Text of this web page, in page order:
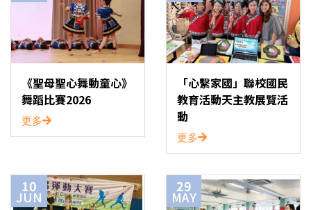
《聖母聖心舞動童心》
舞蹈比賽2026
更多
「心繫家國」聯校國民
教育活動天主教展覽活
動
更多
10
JUN
29
MAY